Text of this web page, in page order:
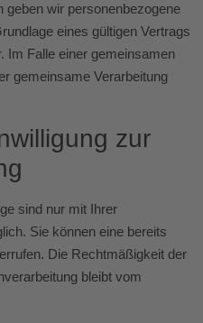
geben wir personenbezogene
eines gültigen Vertrags
Im Falle einer gemeinsamen
gemeinsame Verarbeitung
zur
sind nur mit Ihrer
Sie können eine bereits
Die Rechtmäßigkeit der
bleibt vom